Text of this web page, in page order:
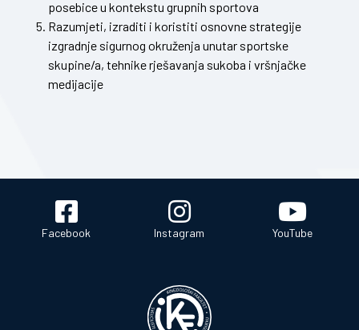
posebice u kontekstu grupnih sportova
Razumjeti, izraditi i koristiti osnovne strategije
izgradnje sigurnog okruženja unutar sportske
skupine/a, tehnike rješavanja sukoba i vršnjačke
medijacije
Facebook Instagram YouTube